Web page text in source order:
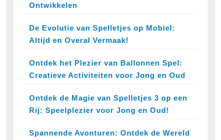
Ontwikkelen
De Evolutie van Spelletjes op Mobiel:
Altijd en Overal Vermaak!
Ontdek het Plezier van Ballonnen Spel:
Creatieve Activiteiten voor Jong en Oud
Ontdek de Magie van Spelletjes 3 op een
Rij: Speelplezier voor Jong en Oud!
Spannende Avonturen: Ontdek de Wereld